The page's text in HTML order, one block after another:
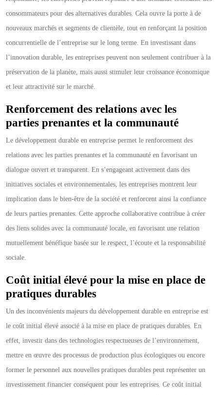
consommateurs pour des alternatives durables. Cela ouvre la porte à de
nouveaux marchés et segments de clientèle, tout en renforçant la position
concurrentielle de l’entreprise sur le long terme. En investissant dans
l’innovation durable, les entreprises peuvent non seulement contribuer à la
préservation de la planète, mais aussi stimuler leur croissance économique
et leur attractivité sur le marché.
Renforcement des relations avec les
parties prenantes et la communauté
Le développement durable en entreprise permet le renforcement des
relations avec les parties prenantes et la communauté en favorisant un
dialogue ouvert et transparent. En s’engageant activement dans des
initiatives sociales et environnementales, les entreprises montrent leur
implication dans le bien-être de la société et renforcent ainsi la confiance
de leurs parties prenantes. Cette approche collaborative contribue à créer
des liens solides avec la communauté locale, en favorisant une relation
mutuellement bénéfique basée sur le respect, l’écoute et la responsabilité
sociale.
Coût initial élevé pour la mise en place de
pratiques durables
Un des inconvénients majeurs du développement durable en entreprise est
le coût initial élevé associé à la mise en place de pratiques durables. En
effet, investir dans des technologies respectueuses de l’environnement,
mettre en œuvre des processus de production plus écologiques ou encore
former le personnel aux nouvelles pratiques durables peut représenter un
investissement financier conséquent pour les entreprises. Ce coût initial